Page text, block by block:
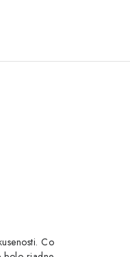
Co